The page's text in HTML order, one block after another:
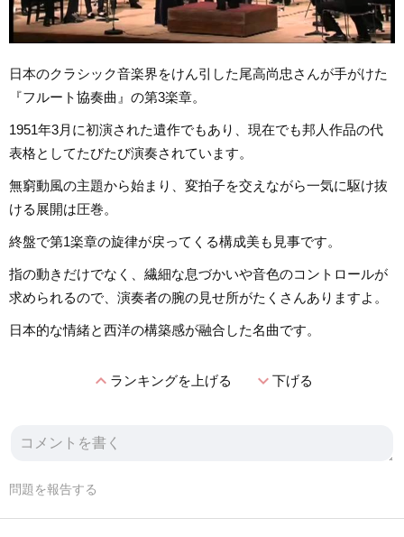
日本のクラシック音楽界をけん引した尾高尚忠さんが手がけた
『フルート協奏曲』の第3楽章。
1951年3月に初演された遺作でもあり、現在でも邦人作品の代
表格としてたびたび演奏されています。
無窮動風の主題から始まり、変拍子を交えながら一気に駆け抜
ける展開は圧巻。
終盤で第1楽章の旋律が戻ってくる構成美も見事です。
指の動きだけでなく、繊細な息づかいや音色のコントロールが
求められるので、演奏者の腕の見せ所がたくさんありますよ。
日本的な情緒と西洋の構築感が融合した名曲です。
expand_lessランキングを上げる expand_more下げる
問題を報告する